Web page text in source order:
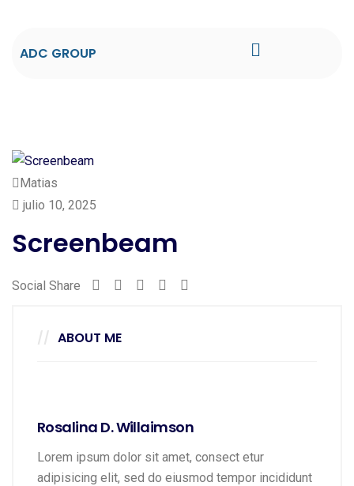
ADC GROUP
Matias
julio 10, 2025
Screenbeam
Social Share
ABOUT ME
Rosalina D. Willaimson
Lorem ipsum dolor sit amet, consect etur
adipisicing elit, sed do eiusmod tempor incididunt